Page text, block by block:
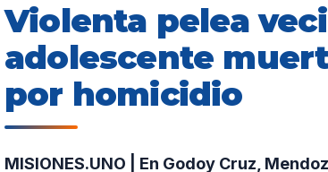
Violenta pelea
adolescente
por homicidio
MISIONES.UNO | En Godoy Cruz,